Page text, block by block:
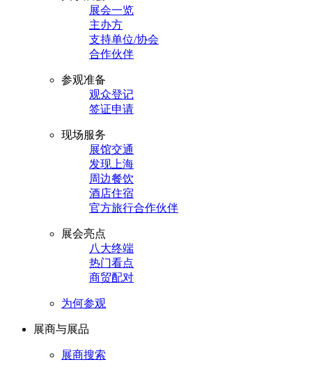
展会一览
主办方
支持单位/协会
合作伙伴
参观准备
观众登记
签证申请
现场服务
展馆交通
发现上海
周边餐饮
酒店住宿
官方旅行合作伙伴
展会亮点
八大终端
热门看点
商贸配对
为何参观
展商与展品
展商搜索